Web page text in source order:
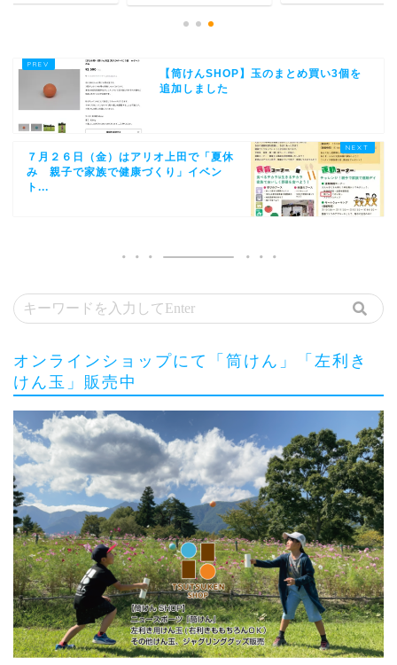
【筒けんSHOP】玉のまとめ買い3個を
追加しました
７月２６日（金）はアリオ上田で「夏休
み 親子で家族で健康づくり」イベン
ト...
オンラインショップにて「筒けん」「左利き
けん玉」販売中